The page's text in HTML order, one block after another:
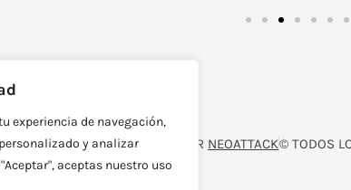
experiencia de navegación,
y analizar
aceptas nuestro uso
DISEÑADO Y DESARROLLADO POR NEOATTACK© TODOS